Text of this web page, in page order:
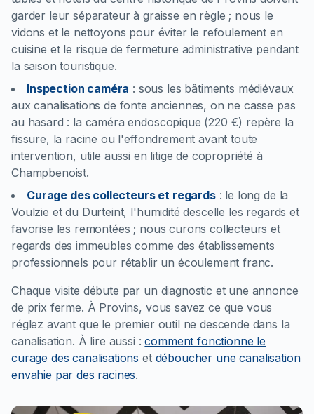
garder leur séparateur à graisse en règle ; nous le
vidons et le nettoyons pour éviter le refoulement en
cuisine et le risque de fermeture administrative pendant
la saison touristique.
Inspection caméra : sous les bâtiments médiévaux
aux canalisations de fonte anciennes, on ne casse pas
au hasard : la caméra endoscopique (220 €) repère la
fissure, la racine ou l'effondrement avant toute
intervention, utile aussi en litige de copropriété à
Champbenoist.
Curage des collecteurs et regards: le long de la
Voulzie et du Durteint, l'humidité descelle les regards et
favorise les remontées ; nous curons collecteurs et
regards des immeubles comme des établissements
professionnels pour rétablir un écoulement franc.
Chaque visite débute par un diagnostic et une annonce
de prix ferme. À Provins, vous savez ce que vous
réglez avant que le premier outil ne descende dans la
canalisation. À lire aussi : comment fonctionne le
curage des canalisations et déboucher une canalisation
envahie par des racines.